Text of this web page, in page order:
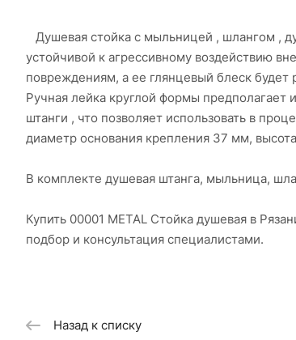
Душевая стойка с мыльницей , шлангом ,
устойчивой к агрессивному воздействию
повреждениям, а ее глянцевый блеск будет
Ручная лейка круглой формы
штанги , что позволяет использовать в
диаметр основания крепления 37 мм,
В комплекте душевая штанга, мыльница,
Купить 00001 METAL Стойка душевая в
подбор и консультация специалистами.
Назад к списку